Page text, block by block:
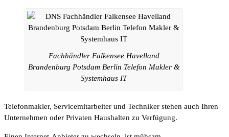
Fachhändler Falkensee Havelland
Brandenburg Potsdam Berlin Telefon Makler &
Systemhaus IT
Telefonmakler, Servicemitarbeiter und Techniker stehen auch Ihren
Unternehmen oder Privaten Haushalten zu Verfügung.